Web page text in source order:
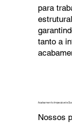
para
tanto a
Acabamento Impecável e
Nossos